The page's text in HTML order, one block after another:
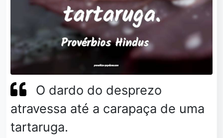
O dardo do desprezo
atravessa até a carapaça de uma
tartaruga.